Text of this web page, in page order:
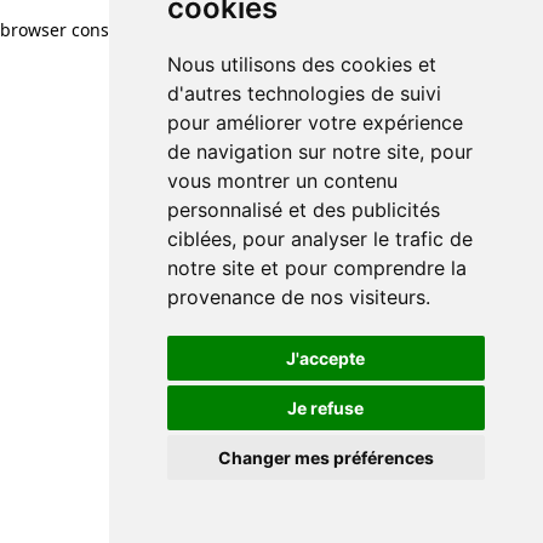
cookies
Nous utilisons des cookies et
d'autres technologies de suivi
pour améliorer votre expérience
de navigation sur notre site, pour
vous montrer un contenu
personnalisé et des publicités
ciblées, pour analyser le trafic de
notre site et pour comprendre la
provenance de nos visiteurs.
J'accepte
Je refuse
Changer mes préférences
browser console for more information)